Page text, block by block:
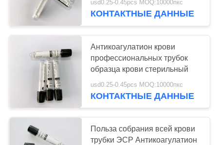
PRIVACY
POLICY
Трубка забора
вируса
Простая трубка
собрания крови
41
usd0.25-0.45pcs MOQ:10000пкс
КОНТАКТНЫЕ ДАННЫЕ
Антикоагулатион крови
профессиональных трубок
образца крови стерильный
usd0.25-0.45pcs MOQ:10000пкс
КОНТАКТНЫЕ ДАННЫЕ
Польза собрания всей крови
трубки ЭСР Антикоагулатион